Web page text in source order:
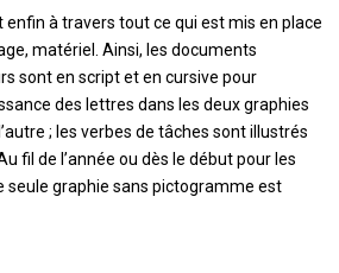
à travers tout ce qui est mis en place
matériel. Ainsi, les documents
sont en script et en cursive pour
des lettres dans les deux graphies
; les verbes de tâches sont illustrés
fil de l’année ou dès le début pour les
seule graphie sans pictogramme est